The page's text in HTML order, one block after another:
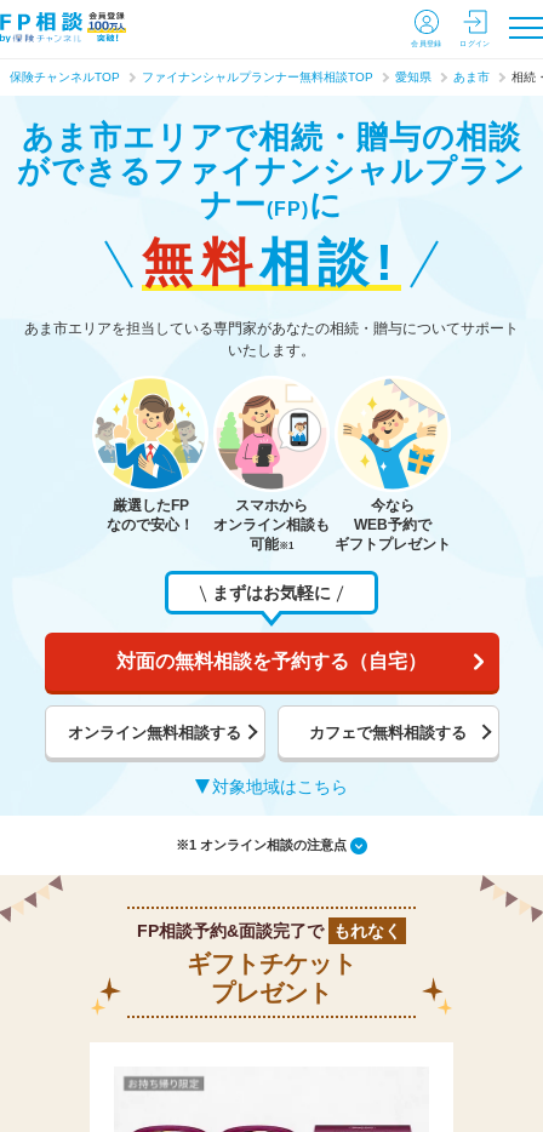
会員登録 ログイン
保険チャンネルTOP ファイナンシャルプランナー無料相談TOP 愛知県 あま市 相続
あま市エリアで相続・贈与の相談
ができる ファイナンシャルプラン
ナー(FP)に
無料相談!
あま市エリアを担当している専門家があなたの相続・贈与についてサポート
いたします。
厳選したFP
なので安心！
スマホから
オンライン相談も
可能※1
今なら
WEB予約で
ギフトプレゼント
まずはお気軽に
対面の無料相談を予約する（自宅）
オンライン無料相談する カフェで無料相談する
対象地域はこちら
※1 オンライン相談の注意点
FP相談予約&面談完了で もれなく
ギフトチケット
プレゼント